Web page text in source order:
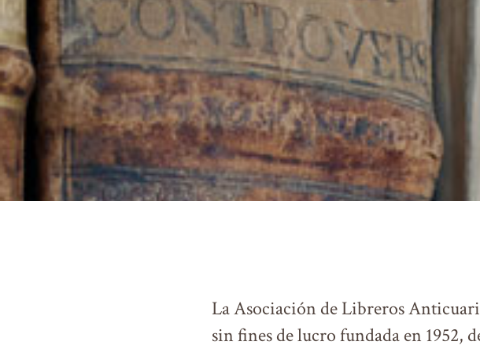
La Asociación de Libreros
sin fines de lucro fundada en 1952,